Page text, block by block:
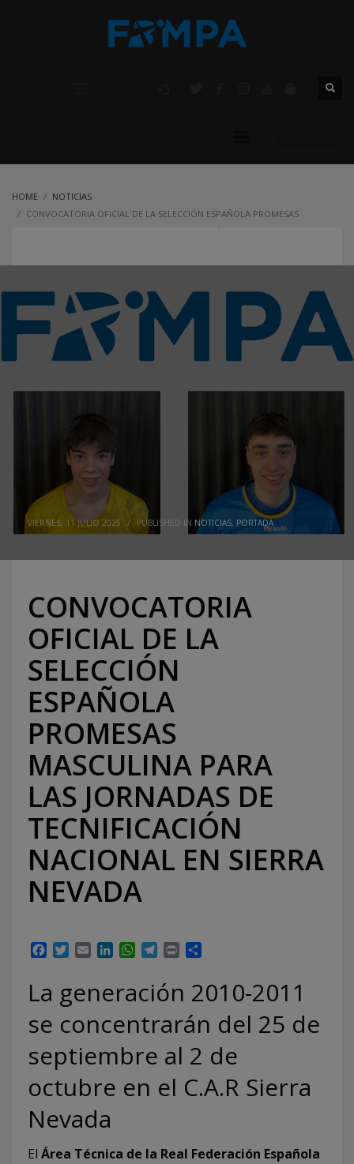
HOME
NOTICIAS
CONVOCATORIA OFICIAL DE LA SELECCIÓN ESPAÑOLA PROMESAS
MASCULINA PARA LAS JORNADAS DE TECNIFICACIÓN NACIONAL EN SIERRA
VIERNES, 11 JULIO 2025 / PUBLISHED IN NOTICIAS, PORTADA
CONVOCATORIA
OFICIAL DE LA
SELECCIÓN
ESPAÑOLA
PROMESAS
MASCULINA PARA
LAS JORNADAS DE
TECNIFICACIÓN
NACIONAL EN SIERRA
NEVADA
Facebook
TwitterEmailLinkedInWhatsApp
Telegram
Print
La generación 2010-2011
se concentrarán del 25 de
septiembre al 2 de
octubre en el C.A.R Sierra
Nevada
El Área Técnica de la Real Federación Española